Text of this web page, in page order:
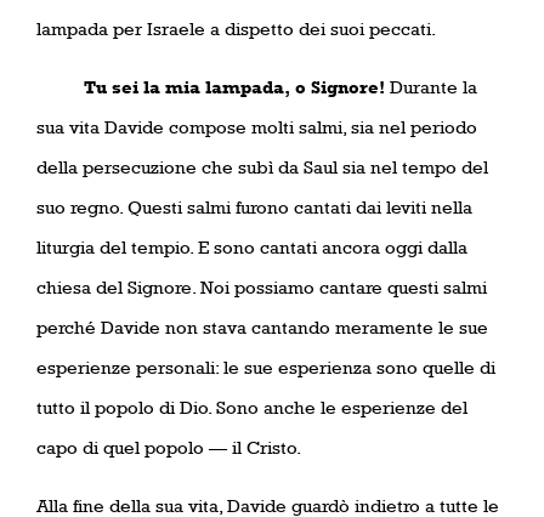
lampada per Israele a dispetto dei suoi peccati.
Tu sei la mia lampada, o Signore! Durante la
sua vita Davide compose molti salmi, sia nel periodo
della persecuzione che subì da Saul sia nel tempo del
suo regno. Questi salmi furono cantati dai leviti nella
liturgia del tempio. E sono cantati ancora oggi dalla
chiesa del Signore. Noi possiamo cantare questi salmi
perché Davide non stava cantando meramente le sue
esperienze personali: le sue esperienza sono quelle di
tutto il popolo di Dio. Sono anche le esperienze del
capo di quel popolo — il Cristo.
Alla fine della sua vita, Davide guardò indietro a tutte le